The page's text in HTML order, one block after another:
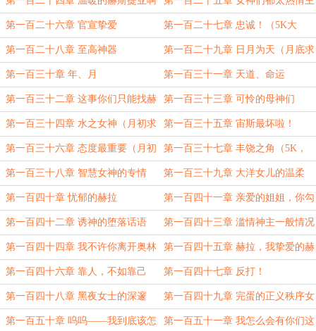
动了
第一百二十六章 官宣挚爱 第一百二十七章 忠诚！（5K大
章，月票加更~）
第一百二十八章 至高神器 第一百二十九章 日月为天（月底求
月票~）
第一百三十章 年、月 第一百三十一章 天道、命运
（5K，月票加更，明天还加）
第一百三十二章 这事你们只能找赫
拉啊
第一百三十三章 可怜的母神们
（5K大章，含月票加更）
第一百三十四章 水之女神（月初求
月票~~~）
第一百三十五章 宙斯最坏啦！
（5K大章，含月票加更）
第一百三十六章 态度最重要（月初
求月票啊~）
第一百三十七章 丰饶之角（5K，
月票加更，月初求月票啊~）
第一百三十八章 智慧女神的专情 第一百三十九章 大洋女儿的温柔
第一百四十章 忧郁的赫拉 第一百四十一章 亲爱的姐姐，你勾
一勾手指，神王便神魂颠倒了
第一百四十二章 诱神的堕落话语 第一百四十三章 滥情神主一般情况
下很专一
第一百四十四章 我不许你离开奥林
匹斯！
第一百四十五章 赫拉，我挚爱的赫
拉
第一百四十六章 靠人，不如靠己 第一百四十七章 反打！
第一百四十八章 黑夜女士的深邃 第一百四十九章 完蛋的正义秩序女
神
第一百五十章 呜呜——我到底该怎 第一百五十一章 我怎么会有你们这